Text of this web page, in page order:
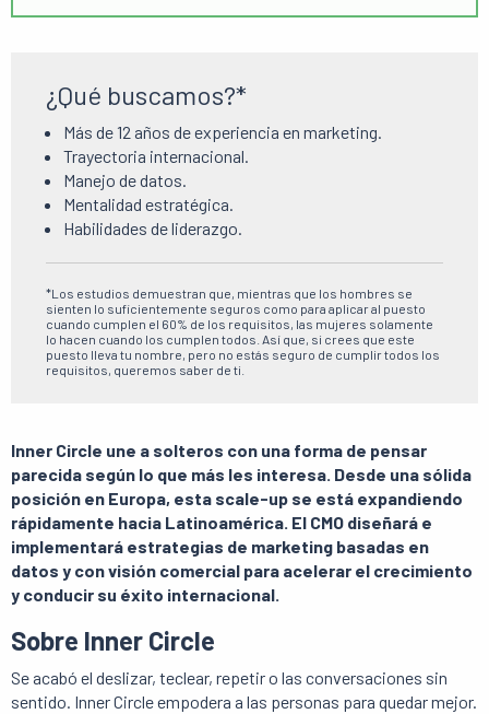
¿Qué buscamos?*
Más de 12 años de experiencia en marketing.
Trayectoria internacional.
Manejo de datos.
Mentalidad estratégica.
Habilidades de liderazgo.
*Los estudios demuestran que, mientras que los hombres se
sienten lo suficientemente seguros como para aplicar al puesto
cuando cumplen el 60% de los requisitos, las mujeres solamente
lo hacen cuando los cumplen todos. Así que, si crees que este
puesto lleva tu nombre, pero no estás seguro de cumplir todos los
requisitos, queremos saber de ti.
Inner Circle une a solteros con una forma de pensar
parecida según lo que más les interesa. Desde una sólida
posición en Europa, esta scale-up se está expandiendo
rápidamente hacia Latinoamérica. El CMO diseñará e
implementará estrategias de marketing basadas en
datos y con visión comercial para acelerar el crecimiento
y conducir su éxito internacional.
Sobre Inner Circle
Se acabó el deslizar, teclear, repetir o las conversaciones sin
sentido. Inner Circle empodera a las personas para quedar mejor.